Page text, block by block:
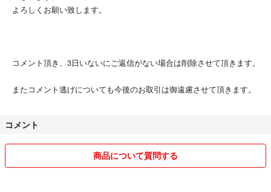
よろしくお願い致します。
コメント頂き、3日いないにご返信がない場合は削除させて頂きます。
またコメント逃げについても今後のお取引は御遠慮させて頂きます。
コメント
商品について質問する